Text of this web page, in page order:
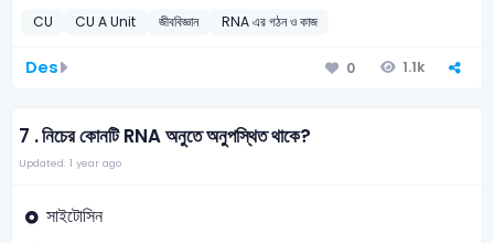
CU CU A Unit জীববিজ্ঞান RNA এর গঠন ও কাজ
Des 0 1.1k
7 .নিচের কোনটি RNA অনুতে অনুপস্থিত থাকে?
Updated: 1 year ago
সাইটোসিন